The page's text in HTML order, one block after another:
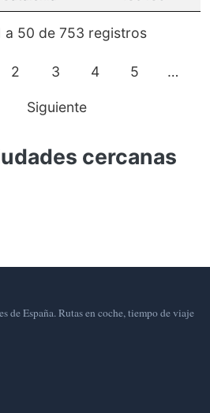
a 50 de 753 registros
2 3 4 5 …
Siguiente
cercanas
de España. Rutas en coche, tiempo de viaje